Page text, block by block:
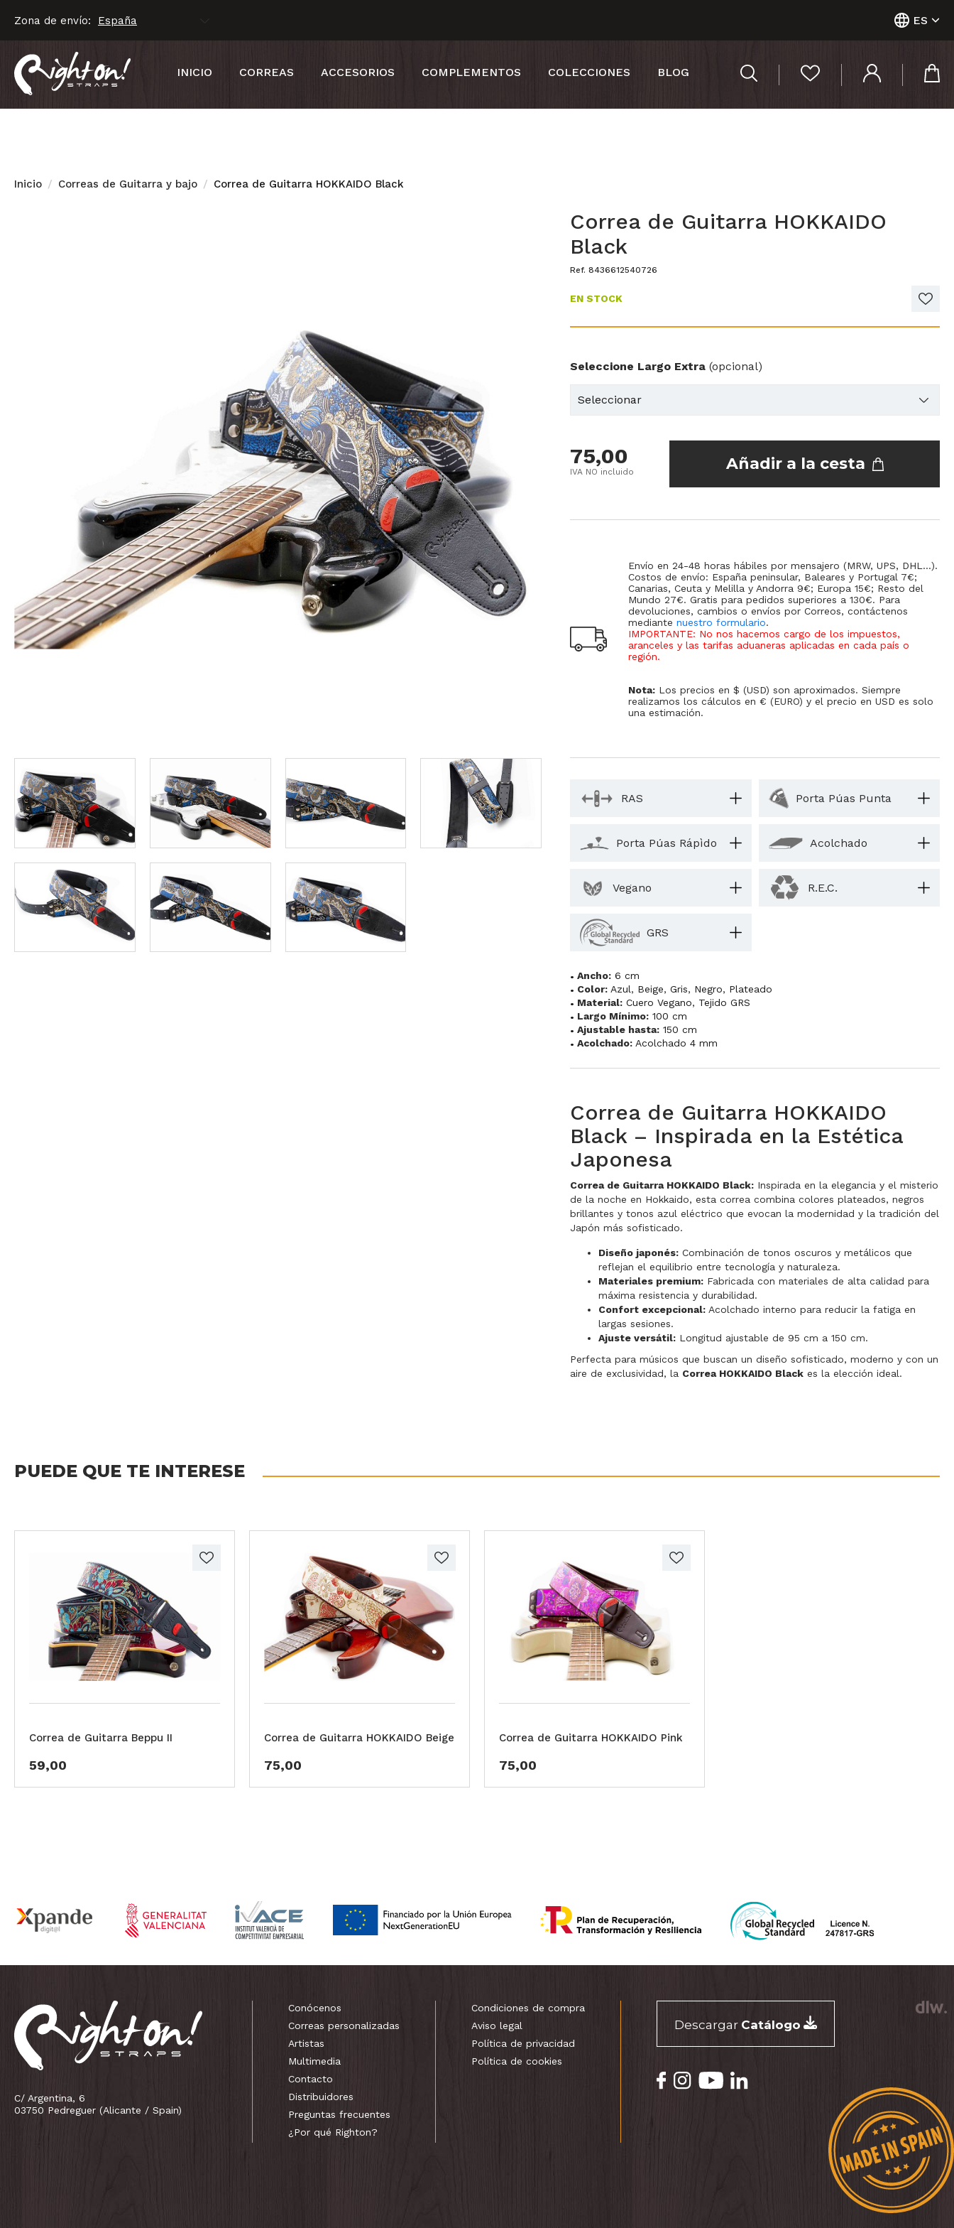
Zona de envío: ES
INICIO CORREAS ACCESORIOS COMPLEMENTOS COLECCIONES BLOG
Inicio Correas de Guitarra y bajo Correa de Guitarra HOKKAIDO Black
Correa de Guitarra HOKKAIDO
Black
Ref. 8436612540726
EN STOCK
Seleccione Largo Extra (opcional)
75,00
IVA NO incluido Añadir a la cesta
Envío en 24-48 horas hábiles por mensajero (MRW, UPS, DHL...).
Costos de envío: España peninsular, Baleares y Portugal 7€;
Canarias, Ceuta y Melilla y Andorra 9€; Europa 15€; Resto del
Mundo 27€. Gratis para pedidos superiores a 130€. Para
devoluciones, cambios o envíos por Correos, contáctenos
mediantenuestro formulario.
IMPORTANTE: No nos hacemos cargo de los impuestos,
aranceles y las tarifas aduaneras aplicadas en cada país o
región.
Nota: Los precios en $ (USD) son aproximados. Siempre
realizamos los cálculos en € (EURO) y el precio en USD es solo
una estimación.
RAS Porta Púas Punta
Porta Púas Rápìdo Acolchado
Vegano R.E.C.
GRS
Ancho: 6 cm
Color: Azul, Beige,Gris, Negro, Plateado
Material: Cuero Vegano, Tejido GRS
Largo Mínimo: 100 cm
Ajustable hasta: 150 cm
Acolchado: Acolchado 4 mm
Correa de Guitarra HOKKAIDO
Black – Inspirada en la Estética
Japonesa
Correa de Guitarra HOKKAIDO Black: Inspirada en la elegancia y el misterio
de la noche en Hokkaido, esta correa combina colores plateados, negros
brillantes y tonos azul eléctrico que evocan la modernidad y la tradición del
Japón más sofisticado.
Diseño japonés: Combinación de tonos oscuros y metálicos que
reflejan el equilibrio entre tecnología y naturaleza.
Materiales premium: Fabricada con materiales de alta calidad para
máxima resistencia y durabilidad.
Confort excepcional: Acolchado interno para reducir la fatiga en
largas sesiones.
Ajuste versátil: Longitud ajustable de 95 cm a 150 cm.
Perfecta para músicos que buscan un diseño sofisticado, moderno y con un
aire de exclusividad, la Correa HOKKAIDO Black es la elección ideal.
PUEDE QUE TE INTERESE
Correa de Guitarra Beppu II
59,00
Correa de Guitarra HOKKAIDO Beige
75,00
Correa de Guitarra HOKKAIDO Pink
75,00
C/ Argentina, 6
03750 Pedreguer (Alicante / Spain)
Conócenos
Correas personalizadas
Artistas
Multimedia
Contacto
Distribuidores
Preguntas frecuentes
¿Por qué Righton?
Condiciones de compra
Aviso legal
Política de privacidad
Política de cookies
Descargar Catálogo